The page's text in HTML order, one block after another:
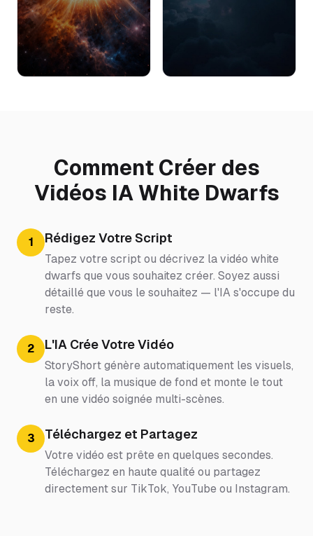
Comment Créer des
Vidéos IA White Dwarfs
1 Rédigez Votre Script
Tapez votre script ou décrivez la vidéo white
dwarfs que vous souhaitez créer. Soyez aussi
détaillé que vous le souhaitez — l'IA s'occupe du
reste.
2 L'IA Crée Votre Vidéo
StoryShort génère automatiquement les visuels,
la voix off, la musique de fond et monte le tout
en une vidéo soignée multi-scènes.
3 Téléchargez et Partagez
Votre vidéo est prête en quelques secondes.
Téléchargez en haute qualité ou partagez
directement sur TikTok, YouTube ou Instagram.